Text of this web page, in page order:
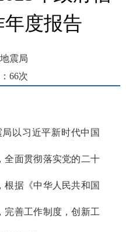
度报告
震局
66次
以习近平新时代中国
全面贯彻落实党的二十
根据 《中华人民共和国
完善工作制度，创新工